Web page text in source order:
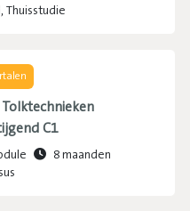
Thuisstudie
C1
8 maanden